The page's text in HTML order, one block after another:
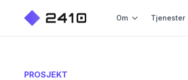
Om Tjenester
PROSJEKT